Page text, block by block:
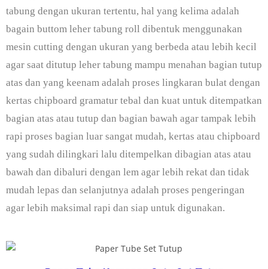
tabung dengan ukuran tertentu, hal yang kelima adalah
bagain buttom leher tabung roll dibentuk menggunakan
mesin cutting dengan ukuran yang berbeda atau lebih kecil
agar saat ditutup leher tabung mampu menahan bagian tutup
atas dan yang keenam adalah proses lingkaran bulat dengan
kertas chipboard gramatur tebal dan kuat untuk ditempatkan
bagian atas atau tutup dan bagian bawah agar tampak lebih
rapi proses bagian luar sangat mudah, kertas atau chipboard
yang sudah dilingkari lalu ditempelkan dibagian atas atau
bawah dan dibaluri dengan lem agar lebih rekat dan tidak
mudah lepas dan selanjutnya adalah proses pengeringan
agar lebih maksimal rapi dan siap untuk digunakan.